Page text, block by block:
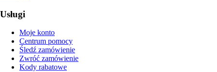
Usługi
Moje konto
Centrum pomocy
Śledź zamówienie
Zwróć zamówienie
Kody rabatowe